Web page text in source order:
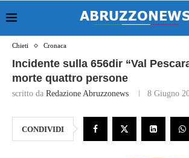
Chieti Cronaca
Incidente sulla 656dir “Val
morte quattro persone
scritto da Redazione Abruzzonews 8 Giugno
CONDIVIDI